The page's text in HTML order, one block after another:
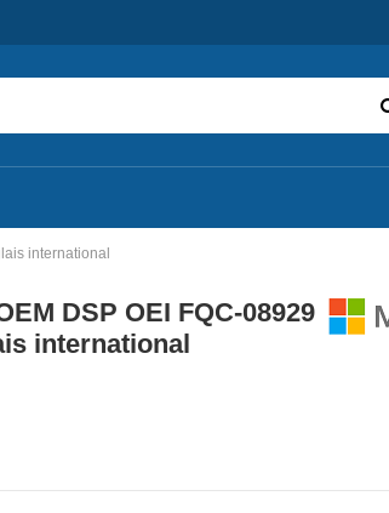
international
DSP OEI FQC-08929
international